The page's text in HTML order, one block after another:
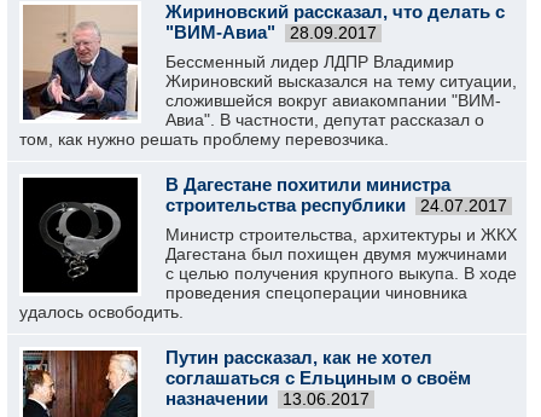
Жириновский рассказал, что делать с
"ВИМ-Авиа"
28.09.2017
Бессменный лидер ЛДПР Владимир
Жириновский высказался на тему ситуации,
сложившейся вокруг авиакомпании "ВИМ-
Авиа". В частности, депутат рассказал о
том, как нужно решать проблему перевозчика.
В Дагестане похитили министра
строительства республики
24.07.2017
Министр строительства, архитектуры и ЖКХ
Дагестана был похищен двумя мужчинами
с целью получения крупного выкупа. В ходе
проведения спецоперации чиновника
удалось освободить.
Путин рассказал, как не хотел
соглашаться с Ельциным о своём
назначении
13.06.2017